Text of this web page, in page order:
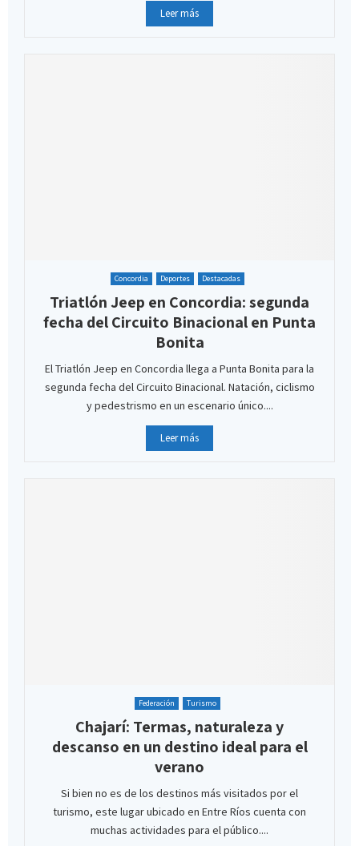
Leer más
Concordia Deportes Destacadas
Triatlón Jeep en Concordia: segunda
fecha del Circuito Binacional en Punta
Bonita
El Triatlón Jeep en Concordia llega a Punta Bonita para la
segunda fecha del Circuito Binacional. Natación, ciclismo
y pedestrismo en un escenario único....
Leer más
Federación Turismo
Chajarí: Termas, naturaleza y
descanso en un destino ideal para el
verano
Si bien no es de los destinos más visitados por el
turismo, este lugar ubicado en Entre Ríos cuenta con
muchas actividades para el público....